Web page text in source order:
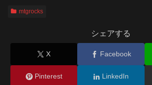
mtgrocks
シェアする
X Facebook
Pinterest LinkedIn